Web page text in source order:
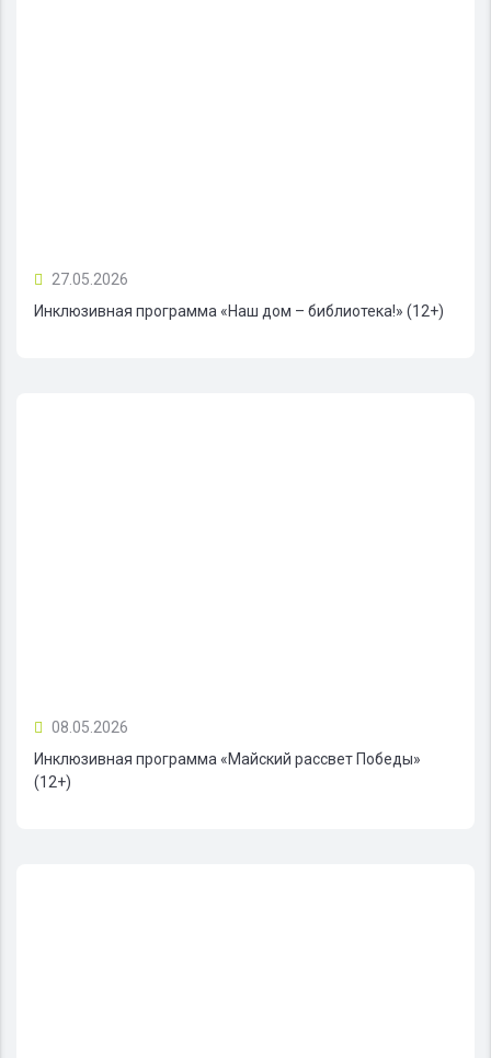
27.05.2026
Инклюзивная программа «Наш дом – библиотека!» (12+)
08.05.2026
Инклюзивная программа «Майский рассвет Победы»
(12+)